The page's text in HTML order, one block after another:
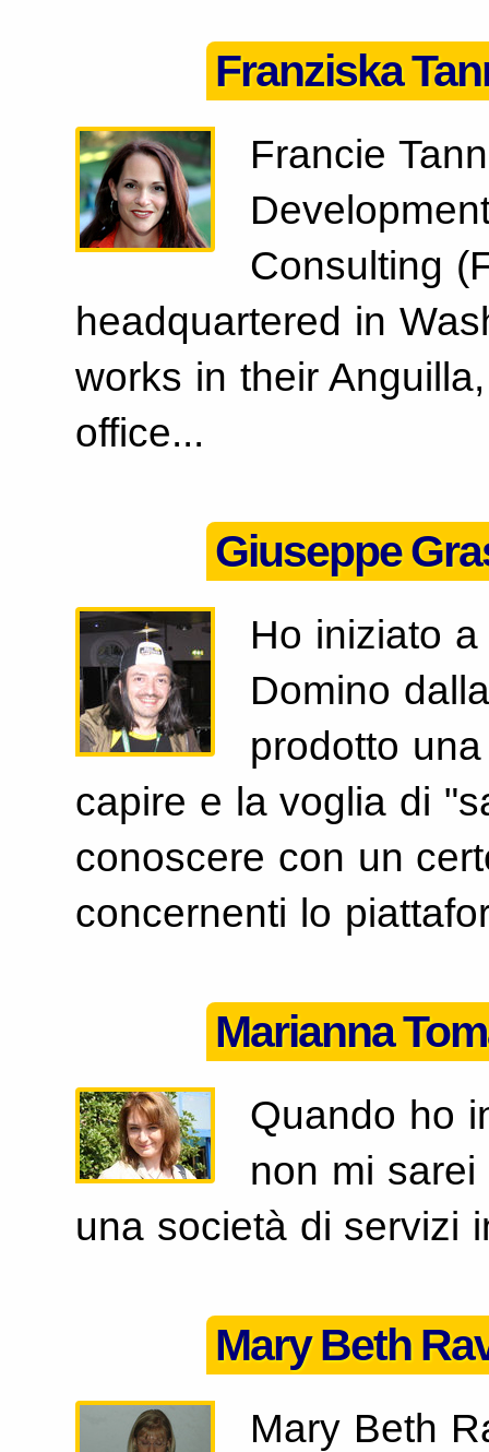
Franziska
Francie
Consulting
headquartered in
works in their
office...
Giuseppe
Ho iniziato
Domino
prodotto
capire e la voglia di
conoscere con un
concernenti lo
Marianna
Quando ho
non mi
una società di servizi
Mary Beth
Mary Beth